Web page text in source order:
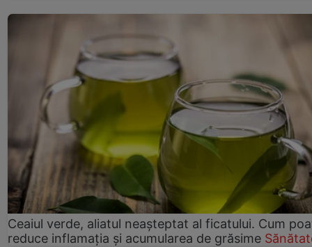
Ceaiul verde, aliatul neașteptat al ficatului. Cum
reduce inflamația și acumularea de grăsime